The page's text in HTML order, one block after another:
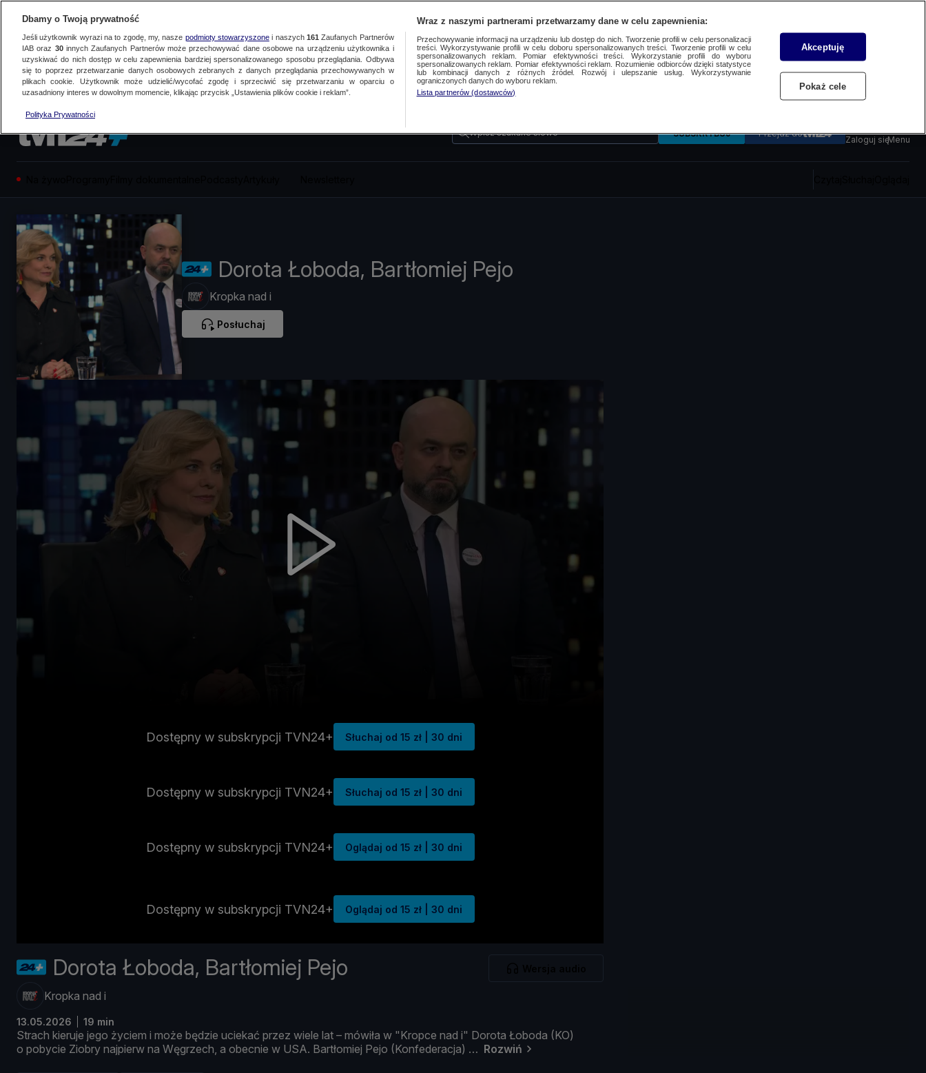
Wpisz szukane słowo SUBSKRYBUJ Przejdź do
Zaloguj sięMenu
Dorota Łoboda, Bartłomiej Pejo
Kropka nad i
Posłuchaj
Dostępny w subskrypcji TVN24+ Słuchaj od 15 zł | 30 dni
Dostępny w subskrypcji TVN24+ Słuchaj od 15 zł | 30 dni
Dostępny w subskrypcji TVN24+ Oglądaj od 15 zł | 30 dni
Dostępny w subskrypcji TVN24+ Oglądaj od 15 zł | 30 dni
Dorota Łoboda, Bartłomiej Pejo
Kropka nad i
13.05.2026 19 min
Strach kieruje jego życiem i może będzie uciekać przez wiele lat – mówiła w "Kropce nad i" Dorota Łoboda (KO)
o pobycie Ziobry najpierw na Węgrzech, a obecnie w USA. Bartłomiej Pejo (Konfederacja) Rozwiń
Dbamy o Twoją prywatność
Jeśli użytkownik wyrazi na to zgodę, my, nasze podmioty stowarzyszonei naszych 161 Zaufanych Partnerów
IAB oraz 30innych Zaufanych Partnerów może przechowywać dane osobowe na urządzeniu użytkownika i
uzyskiwać do nich dostęp w celu zapewnienia bardziej spersonalizowanego sposobu przeglądania. Odbywa
się to poprzez przetwarzanie danych osobowych zebranych z danych przeglądania przechowywanych w
plikach cookie. Użytkownik może udzielić/wycofać zgodę i sprzeciwić się przetwarzaniu w oparciu o
uzasadniony interes w dowolnym momencie, klikając przycisk „Ustawienia plików cookie i reklam”.
Polityka Prywatności
Wraz z naszymi partnerami przetwarzamy dane w celu zapewnienia:
Przechowywanie informacji na urządzeniu lub dostęp do nich. Tworzenie profili w celu personalizacji
treści. Wykorzystywanie profili w celu doboru spersonalizowanych treści. Tworzenie profili w celu
spersonalizowanych reklam. Pomiar efektywności treści. Wykorzystanie profili do wyboru
spersonalizowanych reklam. Pomiar efektywności reklam. Rozumienie odbiorców dzięki statystyce
lub kombinacji danych z różnych źródeł. Rozwój i ulepszanie usług. Wykorzystywanie
ograniczonych danych do wyboru reklam.
Lista partnerów (dostawców)
Akceptuję
Pokaż cele